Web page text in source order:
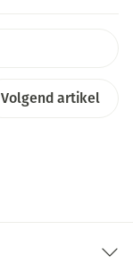
Volgend artikel